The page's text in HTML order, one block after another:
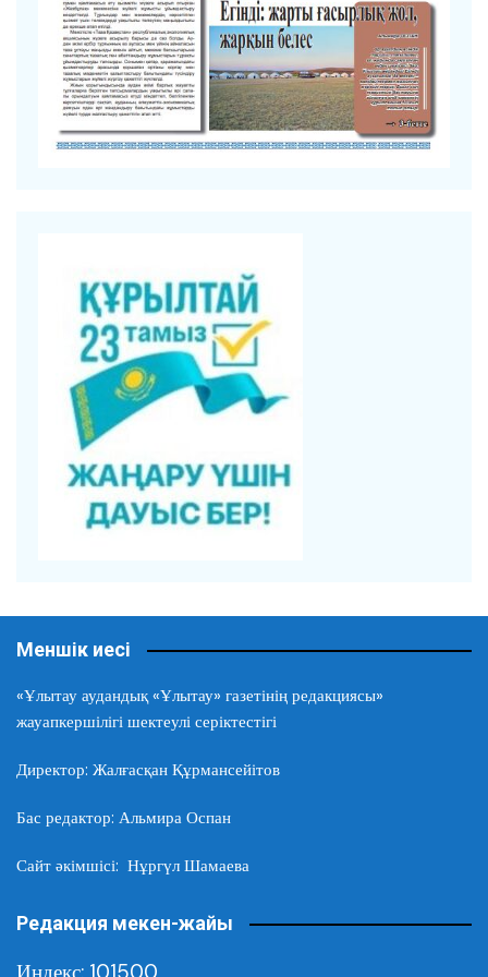
Меншік иесі
«Ұлытау аудандық «Ұлытау» газетінің редакциясы»
жауапкершілігі шектеулі серіктестігі
Директор: Жалғасқан Құрмансейітов
Бас редактор: Альмира Оспан
Сайт әкімшісі: Нұргүл Шамаева
Редакция мекен-жайы